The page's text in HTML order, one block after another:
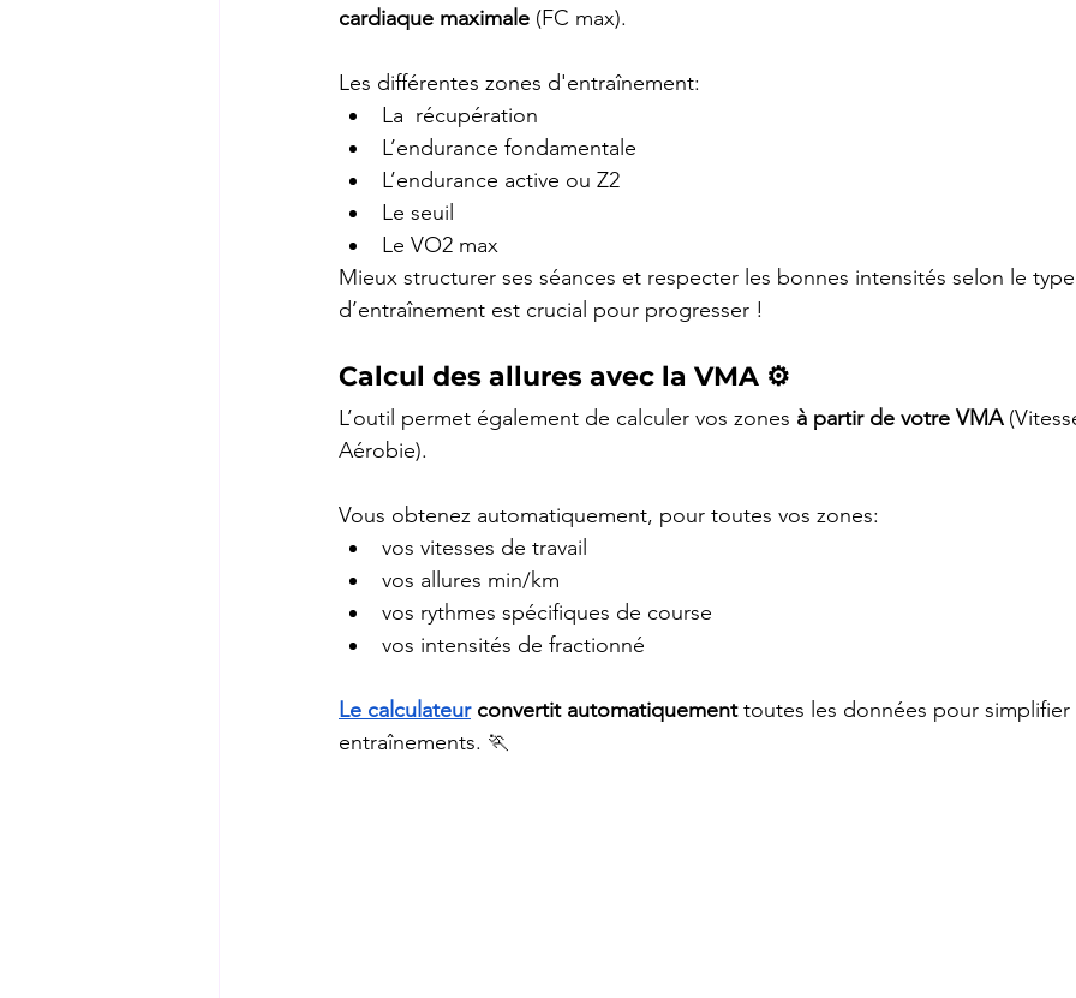
cardiaque maximale (FC max).
Les différentes zones d'entraînement:
La  récupération
L’endurance fondamentale
L’endurance active ou Z2
Le seuil
Le VO2 max
Mieux structurer ses séances et respecter les bonnes intensités selon le
d’entraînement est crucial pour progresser !
Calcul des allures avec la VMA ⚙️
L’outil permet également de calculer vos zones à partir de votre VMA
Aérobie).
Vous obtenez automatiquement, pour toutes vos zones:
vos vitesses de travail
vos allures min/km
vos rythmes spécifiques de course
vos intensités de fractionné
Le calculateur convertit automatiquement toutes les données pour
entraînements. 🏃